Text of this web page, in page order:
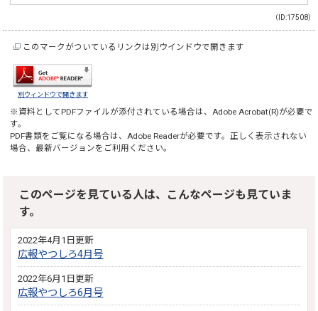
（ID:17508）
このマークがついているリンクは別ウインドウで開きます
別ウィンドウで開きます
※資料としてPDFファイルが添付されている場合は、Adobe Acrobat(R)が必要で
す。
PDF書類をご覧になる場合は、Adobe Readerが必要です。正しく表示されない
場合、最新バージョンをご利用ください。
このページを見ている人は、こんなページも見ていま
す。
2022年4月1日更新
広報やつしろ4月号
2022年6月1日更新
広報やつしろ6月号